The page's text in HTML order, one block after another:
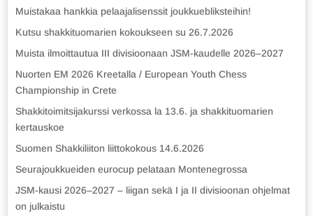
Muistakaa hankkia pelaajalisenssit joukkuebliksteihin!
Kutsu shakkituomarien kokoukseen su 26.7.2026
Muista ilmoittautua III divisioonaan JSM-kaudelle 2026–2027
Nuorten EM 2026 Kreetalla / European Youth Chess
Championship in Crete
Shakkitoimitsijakurssi verkossa la 13.6. ja shakkituomarien
kertauskoe
Suomen Shakkiliiton liittokokous 14.6.2026
Seurajoukkueiden eurocup pelataan Montenegrossa
JSM-kausi 2026–2027 – liigan sekä I ja II divisioonan ohjelmat
on julkaistu